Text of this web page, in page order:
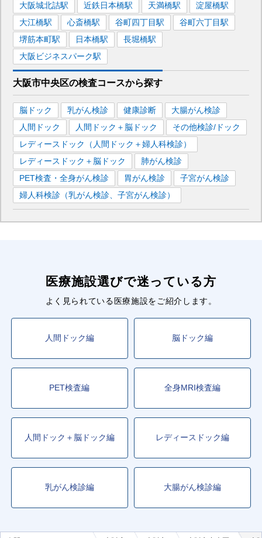
大阪城北詰駅 近鉄日本橋駅 天満橋駅 淀屋橋駅
大江橋駅 心斎橋駅 谷町四丁目駅 谷町六丁目駅
堺筋本町駅 日本橋駅 長堀橋駅
大阪ビジネスパーク駅
大阪市中央区の検査コースから探す
脳ドック 乳がん検診 健康診断
大腸がん検診
人間ドック
人間ドック＋脳ドック
その他検診/ドック
レディースドック（人間ドック＋婦人科検診）
レディースドック＋脳ドック
肺がん検診
PET検査・全身がん検診
胃がん検診
子宮がん検診
婦人科検診（乳がん検診、子宮がん検診）
医療施設選びで迷っている方
よく見られている医療施設をご紹介します。
人間ドック編 脳ドック編
PET検査編 全身MRI検査編
人間ドック＋脳ドック編 レディースドック編
乳がん検診編 大腸がん検診編